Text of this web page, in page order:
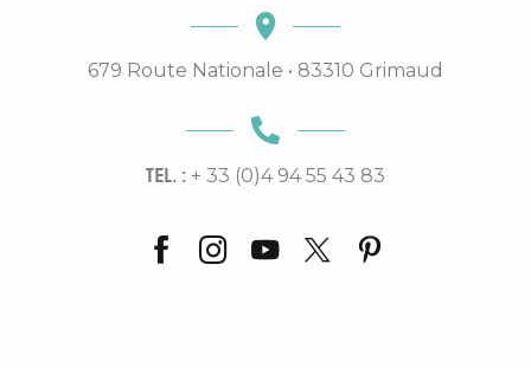
679 Route Nationale • 83310 Grimaud
TEL. : + 33 (0)4 94 55 43 83